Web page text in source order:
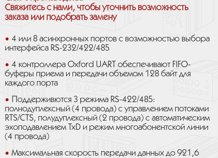
Свяжитесь с нами, чтобы уточнить возможность
заказа или подобрать замену
4 или 8 асинхронных портов с возможностью выбора
интерфейса RS-232/422/485
4 контроллера Oxford UART обеспечивают FIFO-
буферы приема и передачи объемом 128 байт для
каждого порта
Поддерживются 3 режима RS-422/485:
полнодуплексный (4 провода) с управлением потоками
RTS/CTS, полудуплексный (2 провода) с автоматическим
эхоподавлением TxD и режим многоабонентской линии
(4 провода)
Максимальная скорость передачи данных до 921,6